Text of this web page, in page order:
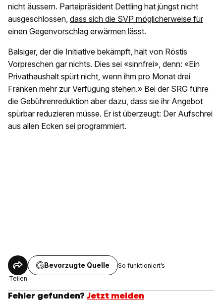
nicht äussern. Parteipräsident Dettling hat jüngst nicht
ausgeschlossen, dass sich die SVP möglicherweise für
einen Gegenvorschlag erwärmen lässt.
Balsiger, der die Initiative bekämpft, hält von Röstis
Vorpreschen gar nichts. Dies sei «sinnfrei», denn: «Ein
Privathaushalt spürt nicht, wenn ihm pro Monat drei
Franken mehr zur Verfügung stehen.» Bei der SRG führe
die Gebührenreduktion aber dazu, dass sie ihr Angebot
spürbar reduzieren müsse. Er ist überzeugt: Der Aufschrei
aus allen Ecken sei programmiert.
Teilen
Bevorzugte Quelle So funktioniert’s
Fehler gefunden? Jetzt melden